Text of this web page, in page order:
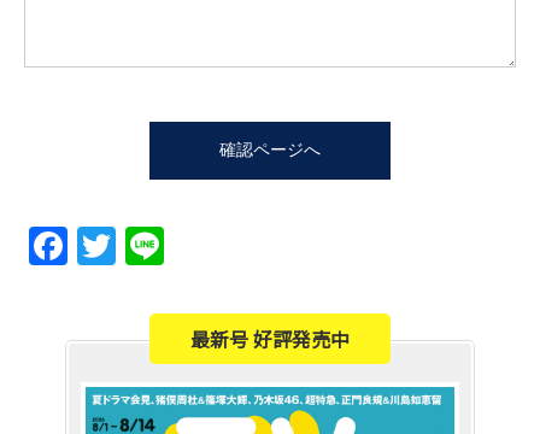
Facebook
Twitter
最新号 好評発売中